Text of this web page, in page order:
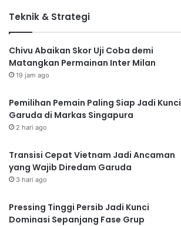
Teknik & Strategi
Chivu Abaikan Skor Uji Coba demi
Matangkan Permainan Inter Milan
19 jam ago
Pemilihan Pemain Paling Siap Jadi Kunci
Garuda di Markas Singapura
2 hari ago
Transisi Cepat Vietnam Jadi Ancaman
yang Wajib Diredam Garuda
3 hari ago
Pressing Tinggi Persib Jadi Kunci
Dominasi Sepanjang Fase Grup